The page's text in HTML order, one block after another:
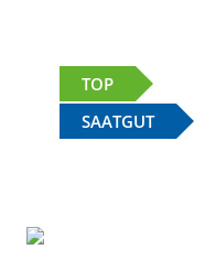
TOP
SAATGUT